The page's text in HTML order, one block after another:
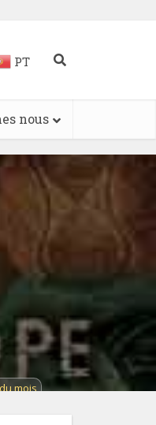
PT
nous
mois